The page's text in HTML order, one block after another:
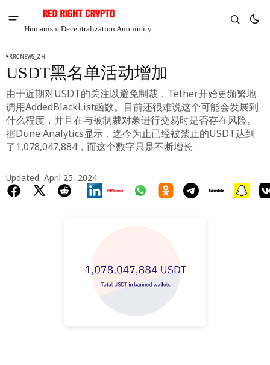
Humanism Decentralization Anonimity
RRCNEWS_ZH
USDT黑名单活动增加
由于近期对USDT的关注以避免制裁，Tether开始更频繁地
调用AddedBlackList函数。目前还很难说这个可能会发展到
什么程度，并且在与被制裁对象进行交易时是否存在风险。
据Dune Analytics显示，迄今为止已经被禁止的USDT达到
了1,078,047,884，而这个数字只是不断增长
Updated April 25, 2024